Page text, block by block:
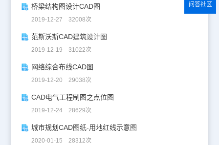
桥梁结构图设计CAD图
2019-12-27 32008次
范斯沃斯CAD建筑设计图
2019-12-19 31022次
网络综合布线CAD图
2019-12-20 29038次
CAD电气工程制图之点位图
2019-12-24 28629次
城市规划CAD图纸-用地红线示意图
2020-01-15 28312次
问答社区